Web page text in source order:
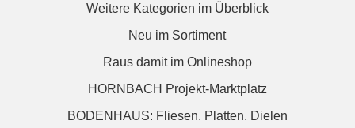
Weitere Kategorien im Überblick
Neu im Sortiment
Raus damit im Onlineshop
HORNBACH Projekt-Marktplatz
BODENHAUS: Fliesen. Platten. Dielen